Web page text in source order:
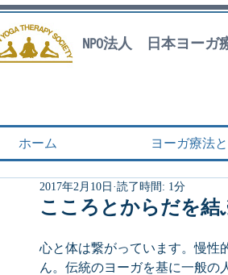
NPO法人 日本ヨー
ホーム ヨーガ療法
こころとからだを
2017年2月10日 読了時間: 1分
心と体は繋がっています。慢性
ん。伝統のヨーガを基に一般の